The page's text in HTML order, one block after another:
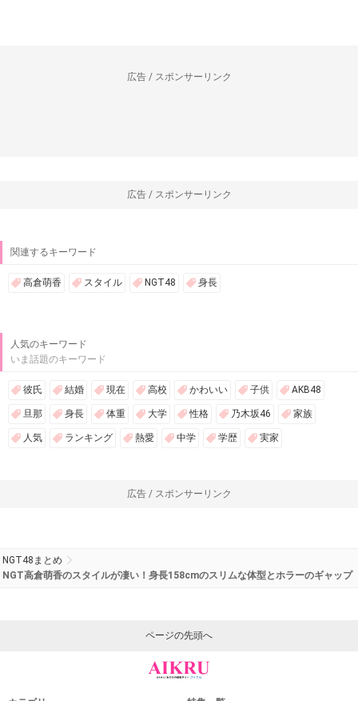
広告 / スポンサーリンク
広告 / スポンサーリンク
関連するキーワード
高倉萌香 スタイル NGT48 身長
人気のキーワード
いま話題のキーワード
彼氏 結婚 現在 高校 かわいい 子供 AKB48
旦那 身長 体重 大学 性格 乃木坂46 家族
人気 ランキング 熱愛 中学 学歴 実家
広告 / スポンサーリンク
NGT48まとめ
NGT高倉萌香のスタイルが凄い！身長158cmのスリムな体型とホラーのギャップ
ページの先頭へ